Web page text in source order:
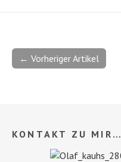
← Vorheriger Artikel
KONTAKT ZU MIR…